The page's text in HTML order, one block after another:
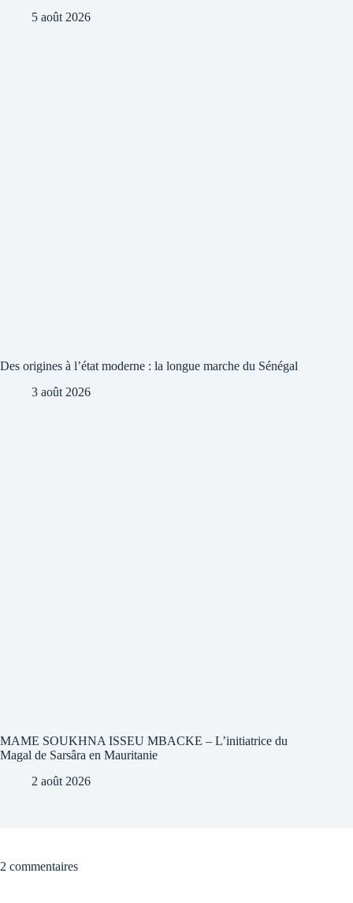
5 août 2026
Des origines à l’état moderne : la longue marche du Sénégal
3 août 2026
MAME SOUKHNA ISSEU MBACKE – L’initiatrice du
Magal de Sarsâra en Mauritanie
2 août 2026
2 commentaires